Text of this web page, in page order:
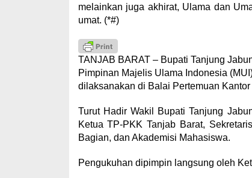
melainkan juga akhirat, Ulama dan
umat. (*#)
TANJAB BARAT – Bupati Tanjung
Pimpinan Majelis Ulama Indonesia
dilaksanakan di Balai Pertemuan
Turut Hadir Wakil Bupati Tanjung
Ketua TP-PKK Tanjab Barat,
Bagian, dan Akademisi Mahasiswa.
Pengukuhan dipimpin langsung oleh